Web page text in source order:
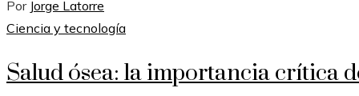
Por Jorge Latorre
Ciencia y tecnología
Salud ósea: la importancia crítica